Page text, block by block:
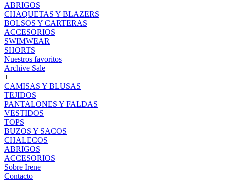
ABRIGOS
CHAQUETAS Y BLAZERS
BOLSOS Y CARTERAS
ACCESORIOS
SWIMWEAR
SHORTS
Nuestros favoritos
Archive Sale
+
CAMISAS Y BLUSAS
TEJIDOS
PANTALONES Y FALDAS
VESTIDOS
TOPS
BUZOS Y SACOS
CHALECOS
ABRIGOS
ACCESORIOS
Sobre Irene
Contacto